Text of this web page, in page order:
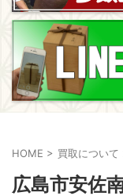
HOME > 買取について
広島市安佐